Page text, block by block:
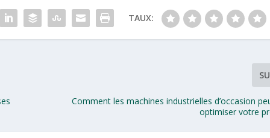
TAUX:
Comment les machines industrielles d’occasion
optimiser votre